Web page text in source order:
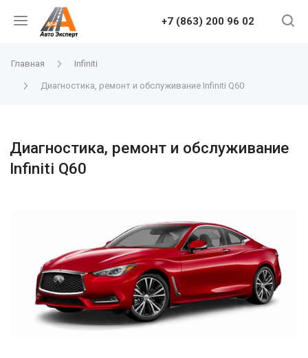
+7 (863) 200 96 02
Главная Infiniti
Диагностика, ремонт и обслуживание Infiniti Q60
Диагностика, ремонт и обслуживание
Infiniti Q60